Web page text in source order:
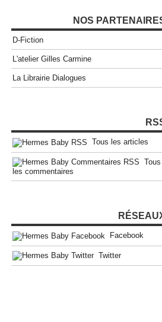
NOS
D-Fiction
L'atelier Gilles Carmine
La Librairie Dialogues
Tous les articles
Tous
les commentaires
Facebook
Twitter